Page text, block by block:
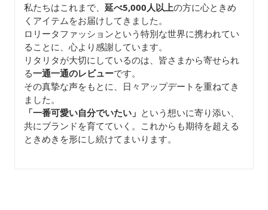
私たちはこれまで、 延べ5,000人以上の方に心ときめ
くアイテムをお届けしてきました。
ロリータファッションという特別な世界に携われてい
ることに、心より感謝しています。
リタリタが大切にしているのは、皆さまから寄せられ
る一通一通のレビューです。
その真摯な声をもとに、日々アップデートを重ねてき
ました。
「一番可愛い自分でいたい」 という想いに寄り添い、
共にブランドを育てていく。これからも期待を超える
ときめきを形にし続けてまいります。